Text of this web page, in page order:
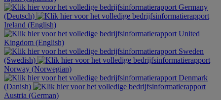
Germany
(Deutsch)
Ireland (English)
United
Kingdom (English)
Sweden
(Swedish)
Norway (Norwegian)
Denmark
(Danish)
Austria (German)